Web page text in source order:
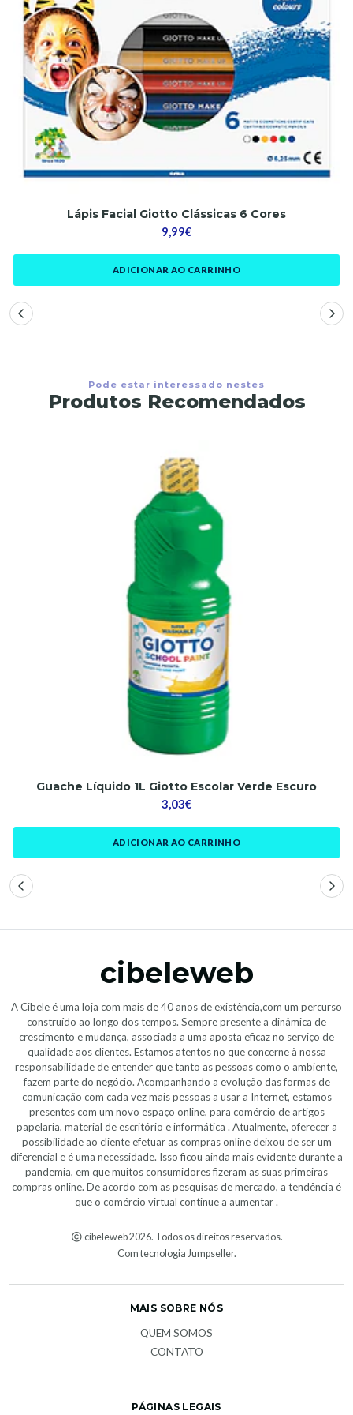
Lápis Facial Giotto Clássicas 6 Cores
9,99€
ADICIONAR AO CARRINHO
Pode estar interessado nestes
Produtos Recomendados
Guache Líquido 1L Giotto Escolar Verde Escuro
3,03€
ADICIONAR AO CARRINHO
cibeleweb
A Cibele é uma loja com mais de 40 anos de existência,com um percurso
construído ao longo dos tempos. Sempre presente a dinâmica de
crescimento e mudança, associada a uma aposta eficaz no serviço de
qualidade aos clientes. Estamos atentos no que concerne à nossa
responsabilidade de entender que tanto as pessoas como o ambiente,
fazem parte do negócio. Acompanhando a evolução das formas de
comunicação com cada vez mais pessoas a usar a Internet, estamos
presentes com um novo espaço online, para comércio de artigos
papelaria, material de escritório e informática . Atualmente, oferecer a
possibilidade ao cliente efetuar as compras online deixou de ser um
diferencial e é uma necessidade. Isso ficou ainda mais evidente durante a
pandemia, em que muitos consumidores fizeram as suas primeiras
compras online. De acordo com as pesquisas de mercado, a tendência é
que o comércio virtual continue a aumentar .
cibeleweb 2026. Todos os direitos reservados.
Com tecnologia Jumpseller.
MAIS SOBRE NÓS
QUEM SOMOS
CONTATO
PÁGINAS LEGAIS